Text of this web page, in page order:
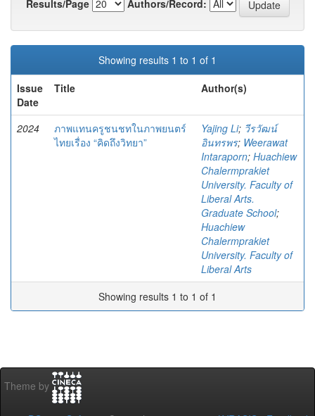
Results/Page
Authors/Record:
Showing results 1 to 1 of 1
Issue
Date
Title Author(s)
2024
ภาพแทนครูชนชทในภาพยนตร์
ไทยเรื่อง “คิดถึงวิทยา”
Yajing Li; วีรวัฒน์
อินทรพร; Weerawat
Intaraporn; Huachiew
Chalermprakiet
University. Faculty of
Liberal Arts.
Graduate School;
Huachiew
Chalermprakiet
University. Faculty of
Liberal Arts
Showing results 1 to 1 of 1
Theme by